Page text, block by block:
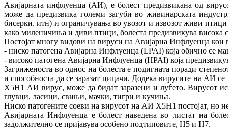
Авијарната инфлуенца (АИ), е болест предизвикана од
може да предизвика големи загуби во живинарската
бисерки, итн) и ограничувања во увозот и извозот живи
како миленичиња и диви птици, болеста предизвикува висока
Постојат многу видови на вируси на Авијарна Инфлуенца кои
- ниско патогена Авијарна Инфлуенца (LPAI) која обично се
- високо патогена Авијарна Инфлуенца (HPAI) која
Загриженоста во однос на болеста е подигната поради
и способноста да се заразат цицачи. Додека вирусите на АИ
Х5Н1 АИ вирус, може да бидат заразени и луѓето. Вирусот
глувци, ласици, свињи, мачки, тигри и кучиња.
Ниско патогените соеви на вирусот на АИ Х5Н1 постојат, но
Авијарната Инфлуенца е болест наведена во листат на
задолжително се пријавува особено подтиповите, H5 и H7.